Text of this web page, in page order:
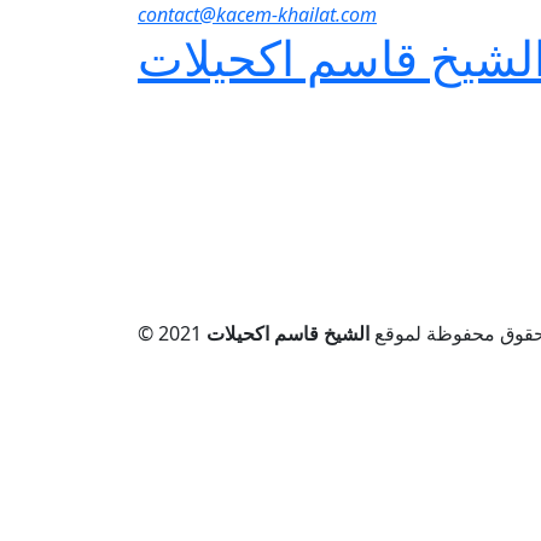
contact@kacem-khailat.com
قاسم اكحيلات
الحقوق محفوظة لموقع الشيخ قاسم اكحيلات